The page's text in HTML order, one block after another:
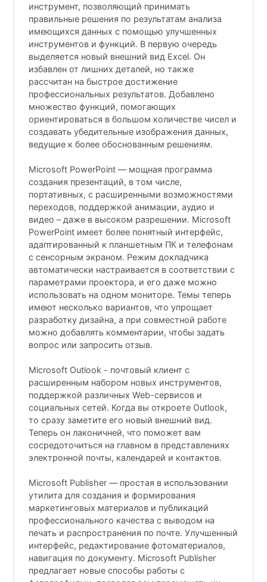
инструмент, позволяющий принимать
правильные решения по результатам анализа
имеющихся данных с помощью улучшенных
инструментов и функций. В первую очередь
выделяется новый внешний вид Excel. Он
избавлен от лишних деталей, но также
рассчитан на быстрое достижение
профессиональных результатов. Добавлено
множество функций, помогающих
ориентироваться в большом количестве чисел и
создавать убедительные изображения данных,
ведущие к более обоснованным решениям.
Microsoft PowerPoint — мощная программа
создания презентаций, в том числе,
портативных, с расширенными возможностями
переходов, поддержкой анимации, аудио и
видео – даже в высоком разрешении. Microsoft
PowerPoint имеет более понятный интерфейс,
адаптированный к планшетным ПК и телефонам
с сенсорным экраном. Режим докладчика
автоматически настраивается в соответствии с
параметрами проектора, и его даже можно
использовать на одном мониторе. Темы теперь
имеют несколько вариантов, что упрощает
разработку дизайна, а при совместной работе
можно добавлять комментарии, чтобы задать
вопрос или запросить отзыв.
Microsoft Outlook - почтовый клиент с
расширенным набором новых инструментов,
поддержкой различных Web-сервисов и
социальных сетей. Когда вы откроете Outlook,
то сразу заметите его новый внешний вид.
Теперь он лаконичней, что поможет вам
сосредоточиться на главном в представлениях
электронной почты, календарей и контактов.
Microsoft Publisher — простая в использовании
утилита для создания и формирования
маркетинговых материалов и публикаций
профессионального качества с выводом на
печать и распространения по почте. Улучшенный
интерфейс, редактирование фотоматериалов,
навигация по документу. Microsoft Publisher
предлагает новые способы работы с